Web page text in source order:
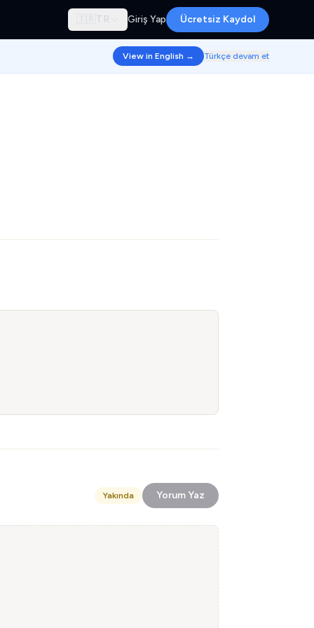
🇹🇷 TR Giriş Yap Ücretsiz Kaydol
View in English → Türkçe devam et
Yakında Yorum Yaz